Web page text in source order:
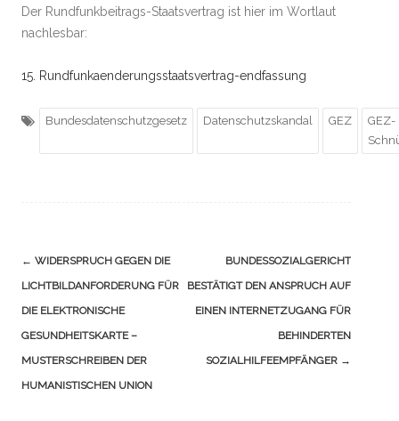
Der Rundfunkbeitrags-Staatsvertrag ist hier im Wortlaut
nachlesbar:
15. Rundfunkaenderungsstaatsvertrag-endfassung
Bundesdatenschutzgesetz Datenschutzskandal GEZ
GEZ-
Navigation
(Beiträge)
← WIDERSPRUCH GEGEN DIE
LICHTBILDANFORDERUNG FÜR
DIE ELEKTRONISCHE
GESUNDHEITSKARTE –
MUSTERSCHREIBEN DER
HUMANISTISCHEN UNION
BUNDESSOZIALGERICHT
BESTÄTIGT DEN ANSPRUCH AUF
EINEN INTERNETZUGANG FÜR
BEHINDERTEN
SOZIALHILFEEMPFÄNGER →